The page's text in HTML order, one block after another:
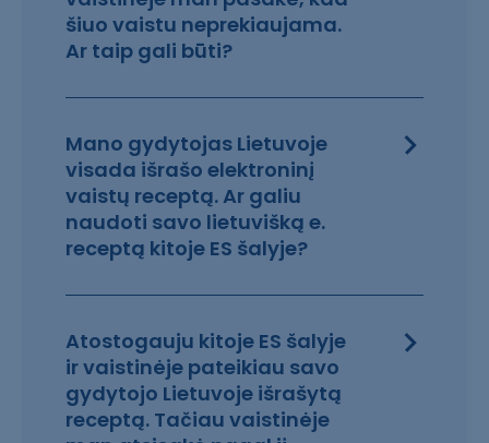
šiuo vaistu neprekiaujama.
Ar taip gali būti?
Mano gydytojas Lietuvoje
visada išrašo elektroninį
vaistų receptą. Ar galiu
naudoti savo lietuvišką e.
receptą kitoje ES šalyje?
Atostogauju kitoje ES šalyje
ir vaistinėje pateikiau savo
gydytojo Lietuvoje išrašytą
receptą. Tačiau vaistinėje